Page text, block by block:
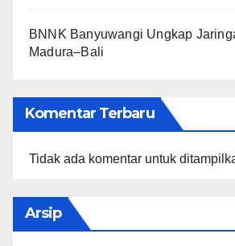
BNNK Banyuwangi Ungkap
Madura–Bali
Komentar Terbaru
Tidak ada komentar untuk
Arsip